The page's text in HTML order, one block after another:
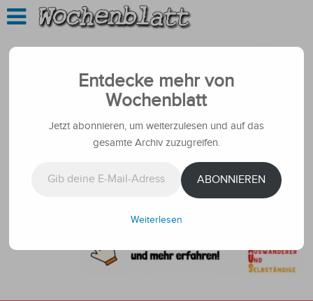
Entdecke mehr von
Wochenblatt
Jetzt abonnieren, um weiterzulesen und auf das
gesamte Archiv zuzugreifen.
ABONNIEREN
Weiterlesen